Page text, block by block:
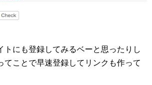
トにも登録してみるベーと思ったりし
てことで早速登録してリンクも作って